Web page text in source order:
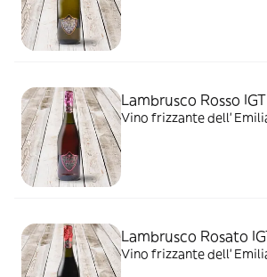
Lambrusco Rosso IGT
Vino frizzante dell'
Lambrusco Rosato
Vino frizzante dell'